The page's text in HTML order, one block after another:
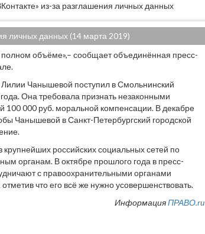
из-за разглашения личных данных
личных данных (14 марта 2019)
полном объёме»,– сообщает объединённая пресс-
Чанышевой поступил в Смольнинский
Она требовала признать незаконными
100 000 руб. моральной компенсации. В декабре
Чанышевой в Санкт-Петербургский городской
российских социальных сетей по
органам. В октябре прошлого года в пресс-
с правоохранительными органами
что его всё же нужно усовершенствовать.
ИнформацияПРАВО.ru